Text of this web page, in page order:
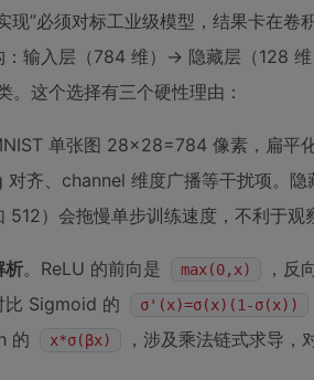
现”必须对标工业级模型，结果卡在
：输入层（784 维）→ 隐藏层（128
。这个选择有三个硬性理由：
单张图 28×28=784 像素，扁平
齐、channel 维度广播等干扰项。
512）会拖慢单步训练速度，不利于观
析。ReLU 的前向是 max(0,x)
，反
比 Sigmoid 的
σ'(x)=σ(x)(1-σ(x))
的
x*σ(βx) ，涉及乘法链式求导，